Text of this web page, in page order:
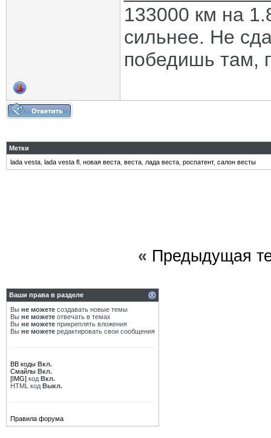
133000 км на
сильнее. Не
победишь там,
Метки
lada vesta lada vesta fl новая веста веста лада веста роспатент, салон весты
« Предыдущая
Ваши права в разделе
Вы не можете создавать новые темы
Вы не можете отвечать в темах
Вы не можете прикреплять вложения
Вы не можете редактировать свои сообщения
BB коды Вкл.
Смайлы Вкл.
[IMG] код Вкл.
HTML код Выкл.
Правила форума